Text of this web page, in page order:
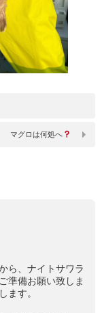
マグロは何処へ
ら、ナイトサワラ
準備お願い致しま
ます。